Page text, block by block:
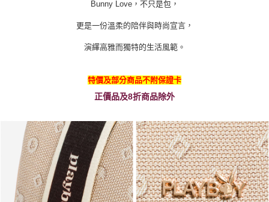
Bunny Love，不只是包，
更是一份溫柔的陪伴與時尚宣言，
演繹高雅而獨特的生活風範。
特價及部分商品不附保證卡
正價品及8折商品除外